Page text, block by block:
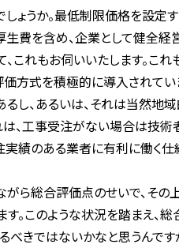
ょうか。最低制限価格を設定
費を含め、企業として健全経
これもお伺いいたします。こ
式を積極的に導入されてい
るし、あるいは、それは当
工事受注がない場合は技術
績のある業者に有利に働く
ら総合評価点のせいで、そ
。このような状況を踏まえ、
きではないかなと思うんです